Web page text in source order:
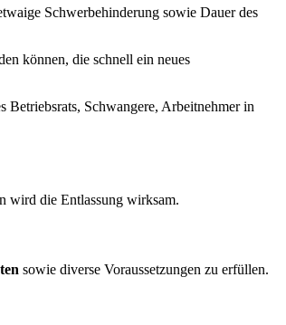
Schwerbehinderung sowie Dauer des
können, die schnell ein neues
Betriebsrats, Schwangere, Arbeitnehmer in
wird die Entlassung wirksam.
sowie diverse Voraussetzungen zu erfüllen.